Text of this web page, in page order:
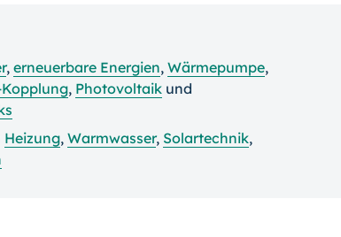
, erneuerbare Energien, Wärmepumpe,
, Photovoltaik und
Heizung, Warmwasser, Solartechnik,